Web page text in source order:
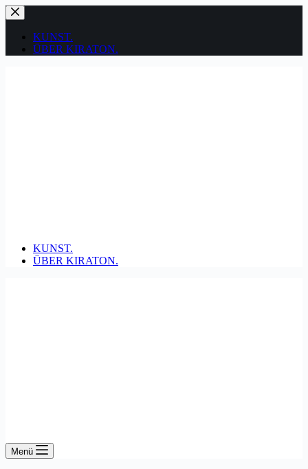
Zum
Inhalt
springenKUNST.
ÜBER KIRATON.
KUNST.
ÜBER KIRATON.
Menü